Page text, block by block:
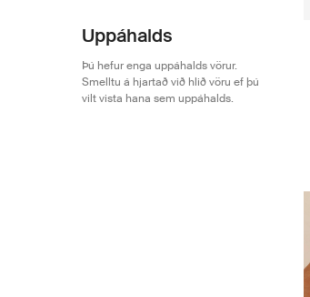
Uppáhalds
Þú hefur enga uppáhalds vörur.
Smelltu á hjartað við hlið vöru ef þú
vilt vista hana sem uppáhalds.